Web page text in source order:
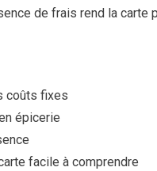
de frais rend la carte
coûts fixes
épicerie
facile à comprendre